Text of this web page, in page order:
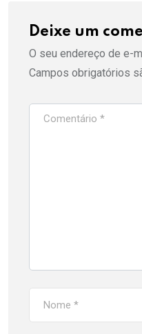
Deixe um
O seu endereço de e-
Campos obrigatórios